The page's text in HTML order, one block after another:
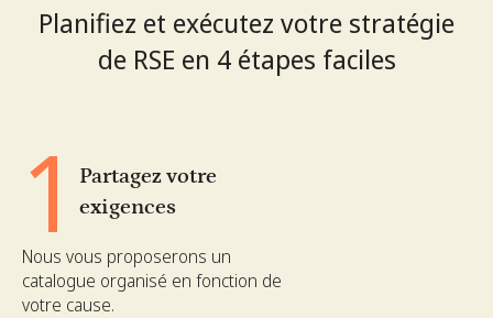
Planifiez et exécutez votre stratégie
de RSE en 4 étapes faciles
1
Partagez votre
exigences
Nous vous proposerons un
catalogue organisé en fonction de
votre cause.